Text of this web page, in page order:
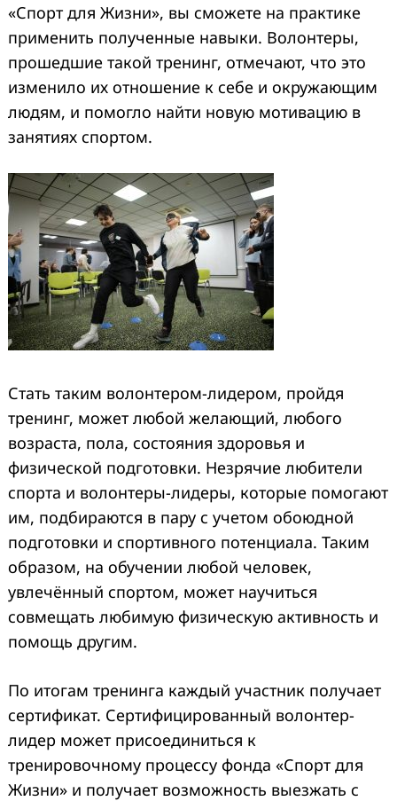
«Спорт для Жизни», вы сможете на практике
применить полученные навыки. Волонтеры,
прошедшие такой тренинг, отмечают, что это
изменило их отношение к себе и окружающим
людям, и помогло найти новую мотивацию в
занятиях спортом.
Стать таким волонтером-лидером, пройдя
тренинг, может любой желающий, любого
возраста, пола, состояния здоровья и
физической подготовки. Незрячие любители
спорта и волонтеры-лидеры, которые помогают
им, подбираются в пару с учетом обоюдной
подготовки и спортивного потенциала. Таким
образом, на обучении любой человек,
увлечённый спортом, может научиться
совмещать любимую физическую активность и
помощь другим.
По итогам тренинга каждый участник получает
сертификат. Сертифицированный волонтер-
лидер может присоединиться к
тренировочному процессу фонда «Спорт для
Жизни» и получает возможность выезжать с